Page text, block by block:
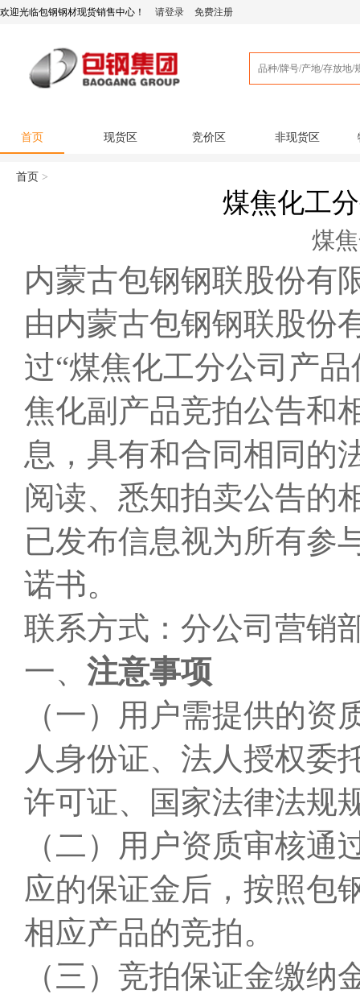
欢迎光临包钢钢材现货销售中心 ！ 请登录 免费注册
首页 现货区 竞价区 非现货区
首页 >
煤焦化工
煤
内蒙古包钢钢联股份有
由内蒙古包钢钢联股份
过“煤焦化工分公司产
焦化副产品竞拍公告和
息，具有和合同相同的
阅读、悉知拍卖公告的
已发布信息视为所有参
诺书。
联系方式：分公司营销
一、 注意事项
（一）用户需提供的
人身份证、法人授权委
许可证、国家法律法规
（二）用户资质审核
应的保证金后，按照包
相应产品的竞拍。
（三）竞拍保证金缴